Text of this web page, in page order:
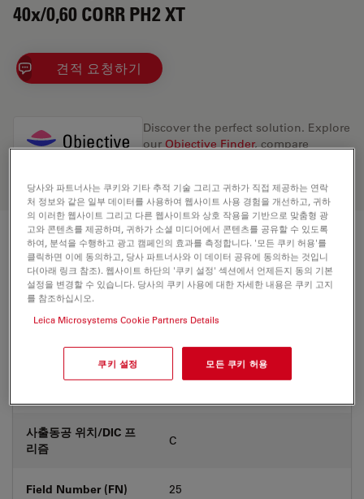
40x/0,60 CORR PH2 XT
견적 요청하기
Discover the perfect solution. Explore
ourObjective Finder, compare
기술 사양
상품 번호
보정링(CORR) CORR
사출동공 위치/DIC 프
리즘
C
Field Number (FN) 25
당사와 파트너사는 쿠키와 기타 추적 기술 그리고 귀하가 직접 제공하는 연락
처 정보와 같은 일부 데이터를 사용하여 웹사이트 사용 경험을 개선하고, 귀하
의 이러한 웹사이트 그리고 다른 웹사이트와 상호 작용을 기반으로 맞춤형 광
고와 콘텐츠를 제공하며, 귀하가 소셜 미디어에서 콘텐츠를 공유할 수 있도록
하여, 분석을 수행하고 광고 캠페인의 효과를 측정합니다. '모든 쿠키 허용'를
클릭하면 이에 동의하고, 당사 파트너사와 이 데이터 공유에 동의하는 것입니
다(아래 링크 참조). 웹사이트 하단의 '쿠키 설정' 섹션에서 언제든지 동의 기본
설정을 변경할 수 있습니다. 당사의 쿠키 사용에 대한 자세한 내용은 쿠키 고지
를 참조하십시오.
Leica Microsystems Cookie Partners Details
쿠키 설정 모든 쿠키 허용